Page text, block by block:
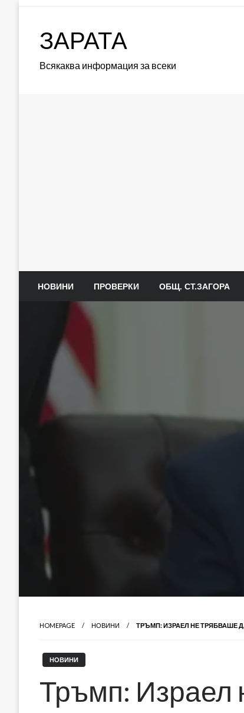
ЗАРАТА
Всякаква информация за всеки
НОВИНИ ПРОВЕРКИ ОБЩ. СТ.ЗАГОРА
HOMEPAGE НОВИНИ ТРЪМП: ИЗРАЕЛ НЕ ТРЯБВАШЕ
НОВИНИ
Тръмп: Израел